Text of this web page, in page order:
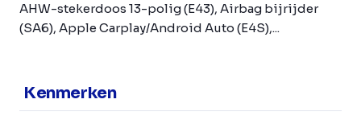
AHW-stekerdoos 13-polig (E43), Airbag bijrijder
(SA6), Apple Carplay/Android Auto (E4S),...
Kenmerken